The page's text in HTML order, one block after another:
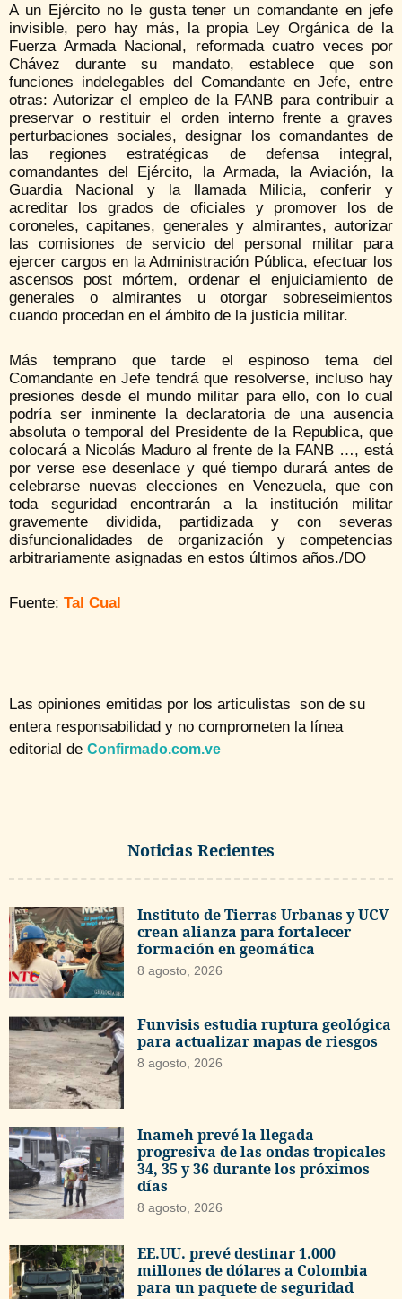
Noticias Recientes
Instituto de Tierras Urbanas y UCV
crean alianza para fortalecer
formación en geomática
8 agosto, 2026
Funvisis estudia ruptura geológica
para actualizar mapas de riesgos
8 agosto, 2026
Inameh prevé la llegada
progresiva de las ondas tropicales
34, 35 y 36 durante los próximos
días
8 agosto, 2026
EE.UU. prevé destinar 1.000
millones de dólares a Colombia
para un paquete de seguridad
A un Ejército no le gusta tener un comandante en jefe
invisible, pero hay más, la propia Ley Orgánica de la
Fuerza Armada Nacional, reformada cuatro veces por
Chávez durante su mandato, establece que son
funciones indelegables del Comandante en Jefe, entre
otras: Autorizar el empleo de la FANB para contribuir a
preservar o restituir el orden interno frente a graves
perturbaciones sociales, designar los comandantes de
las regiones estratégicas de defensa integral,
comandantes del Ejército, la Armada, la Aviación, la
Guardia Nacional y la llamada Milicia, conferir y
acreditar los grados de oficiales y promover los de
coroneles, capitanes, generales y almirantes, autorizar
las comisiones de servicio del personal militar para
ejercer cargos en la Administración Pública, efectuar los
ascensos post mórtem, ordenar el enjuiciamiento de
generales o almirantes u otorgar sobreseimientos
cuando procedan en el ámbito de la justicia militar.
Más temprano que tarde el espinoso tema del
Comandante en Jefe tendrá que resolverse, incluso hay
presiones desde el mundo militar para ello, con lo cual
podría ser inminente la declaratoria de una ausencia
absoluta o temporal del Presidente de la Republica, que
colocará a Nicolás Maduro al frente de la FANB …, está
por verse ese desenlace y qué tiempo durará antes de
celebrarse nuevas elecciones en Venezuela, que con
toda seguridad encontrarán a la institución militar
gravemente dividida, partidizada y con severas
disfuncionalidades de organización y competencias
arbitrariamente asignadas en estos últimos años./DO
Fuente: Tal Cual
Las opiniones emitidas por los articulistas son de su
entera responsabilidad y no comprometen la línea
editorial de Confirmado.com.ve